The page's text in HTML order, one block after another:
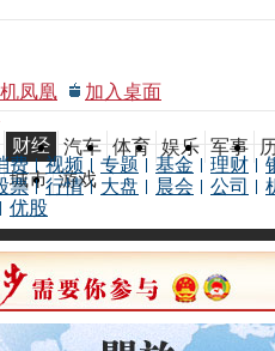
凤凰
加入桌面
财经 汽车 体育 娱乐 军事
城市 游戏
费 视频 专题 基金 理财
票 行情 大盘 晨会 公司
优股